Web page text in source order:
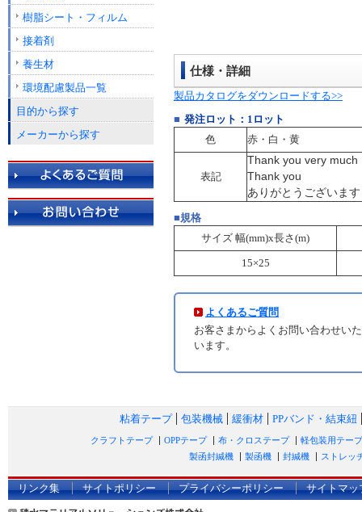
仕様・詳細
製品カタログをダウンロードする>>
■ 発注ロット：1ロット
色
赤・白・黄
表記
Thank you very much
Thank you
ありがとうございま
■規格
サイズ 幅(mm)x長さ(m)
15×25
よくあるご質問
お客さまからよくお問い合わせい
います。
樹脂シート・フィルム
接着剤
養生材
環境配慮製品一覧
目的から探す
メーカーから探す
粘着テープ 包装機械 緩衝材 PPバンド・結束紐
クラフトテープ OPPテープ 布・クロステープ
軽包装用テープ
製函封緘機
製函機 封緘機 ストレッ
リンク集 サイトポリシー プライバシーポリシー サイトマッ